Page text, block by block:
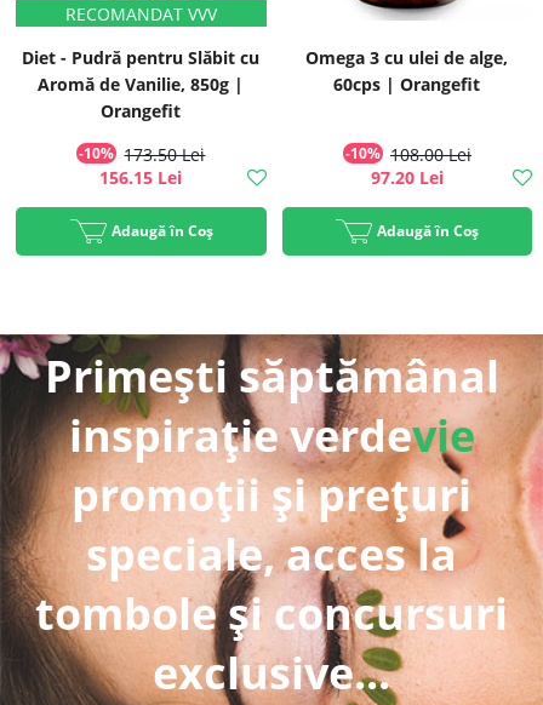
Diet - Pudră pentru Slăbit cu
Aromă de Vanilie, 850g |
Orangefit
-10% 173.50 Lei
156.15 Lei
Adaugă în Coș
Omega 3 cu ulei de alge,
60cps | Orangefit
-10% 108.00 Lei
97.20 Lei
Adaugă în Coș
Primești săptămânal
inspirație verdevie
promoții și prețuri
speciale, acces la
tombole și concursuri
exclusive...